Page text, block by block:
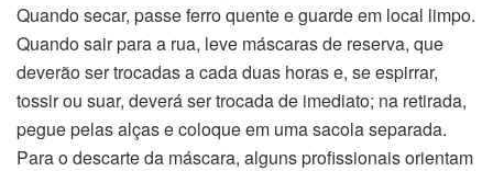
Quando secar, passe ferro quente e guarde em local limpo.
Quando sair para a rua, leve máscaras de reserva, que
deverão ser trocadas a cada duas horas e, se espirrar,
tossir ou suar, deverá ser trocada de imediato; na retirada,
pegue pelas alças e coloque em uma sacola separada.
Para o descarte da máscara, alguns profissionais orientam